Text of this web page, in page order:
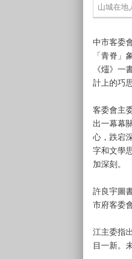
山城在地
中市客委
「青脊」
《爧》一
計上的巧思
客委會主
出一幕幕
心，跌宕
字和文學
加深刻。
許良宇圖
市府客委
江主委指
目一新。